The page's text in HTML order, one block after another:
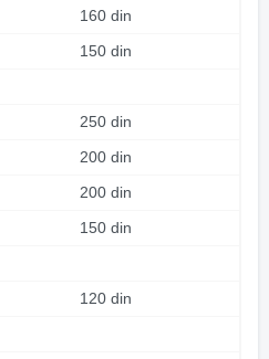
160 din
150 din
250 din
200 din
200 din
150 din
120 din